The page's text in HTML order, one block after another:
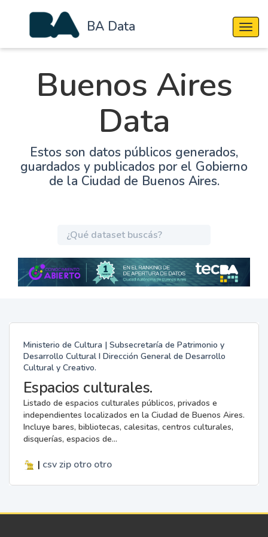
BA Data
Buenos Aires
Data
Estos son datos públicos generados,
guardados y publicados por el Gobierno
de la Ciudad de Buenos Aires.
Ministerio de Cultura | Subsecretaría de Patrimonio y
Desarrollo Cultural I Dirección General de Desarrollo
Cultural y Creativo.
Espacios culturales.
Listado de espacios culturales públicos, privados e
independientes localizados en la Ciudad de Buenos Aires.
Incluye bares, bibliotecas, calesitas, centros culturales,
disquerías, espacios de...
| csv zip otro otro